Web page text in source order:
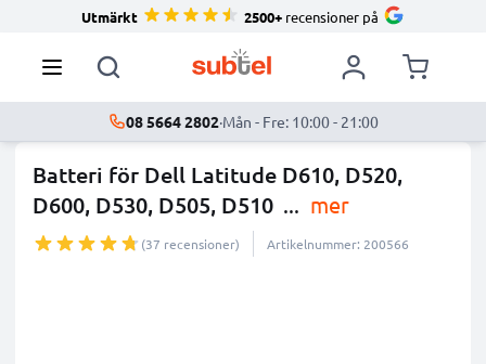
Utmärkt 2500+ recensioner på
08 5664 2802·Mån - Fre: 10:00 - 21:00
Batteri för Dell Latitude D610, D520,
D600, D530, D505, D510 ... mer
(37 recensioner) Artikelnummer: 200566